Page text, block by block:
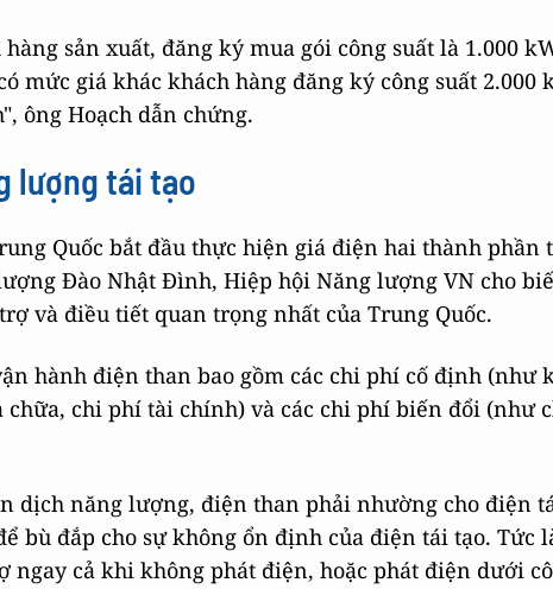
sản xuất, đăng ký mua gói công suất là 1.000
mức giá khác khách hàng đăng ký công suất 2.000
ông Hoạch dẫn chứng.
lượng tái tạo
Quốc bắt đầu thực hiện giá điện hai thành phần
Đào Nhật Đình, Hiệp hội Năng lượng VN cho
và điều tiết quan trọng nhất của Trung Quốc.
hành điện than bao gồm các chi phí cố định (như
chữa, chi phí tài chính) và các chi phí biến đổi (như
dịch năng lượng, điện than phải nhường cho điện
bù đắp cho sự không ổn định của điện tái tạo. Tức
ngay cả khi không phát điện, hoặc phát điện dưới